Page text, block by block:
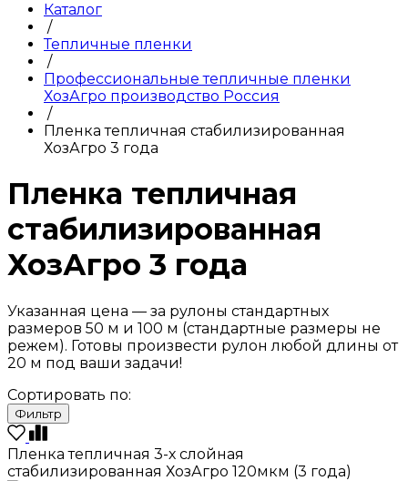
Каталог
/
Тепличные пленки
/
Профессиональные тепличные пленки
ХозАгро производство Россия
/
Пленка тепличная стабилизированная
ХозАгро 3 года
Пленка тепличная
стабилизированная
ХозАгро 3 года
Указанная цена — за рулоны стандартных
размеров 50 м и 100 м (стандартные размеры не
режем). Готовы произвести рулон любой длины от
20 м под ваши задачи!
Сортировать по:
Фильтр
Пленка тепличная 3-х слойная
стабилизированная ХозАгро 120мкм (3 года)